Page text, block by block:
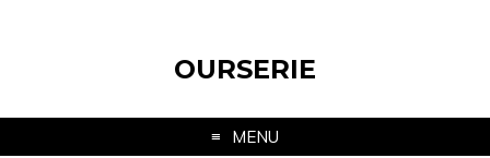
OURSERIE
MENU